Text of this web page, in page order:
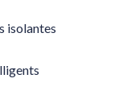
isolantes